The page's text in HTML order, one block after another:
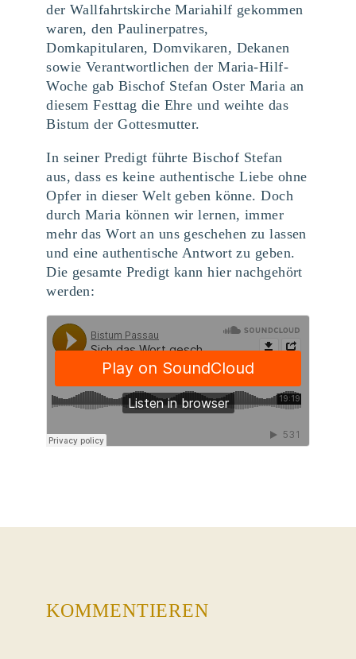
der Wallfahrtskirche Mariahilf gekommen
waren, den Paulinerpatres,
Domkapitularen, Domvikaren, Dekanen
sowie Verantwortlichen der Maria-Hilf-
Woche gab Bischof Stefan Oster Maria an
diesem Festtag die Ehre und weihte das
Bistum der Gottesmutter.
In seiner Predigt führte Bischof Stefan
aus, dass es keine authentische Liebe ohne
Opfer in dieser Welt geben könne. Doch
durch Maria können wir lernen, immer
mehr das Wort an uns geschehen zu lassen
und eine authentische Antwort zu geben.
Die gesamte Predigt kann hier nachgehört
werden:
KOMMENTIEREN